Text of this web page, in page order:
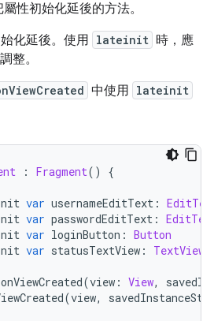
屬性初始化延後的方法。
化延後。使用 lateinit 時，應
整。
中使用 lateinit
: Fragment() {
var usernameEditText :
var passwordEditText :
var loginButton : Button
var statusTextView : TextView
onViewCreated(view : View,
(view,